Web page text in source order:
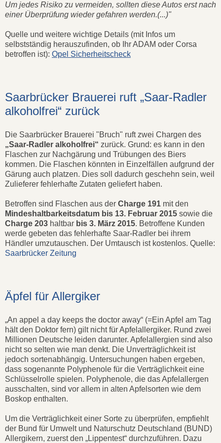
Um jedes Risiko zu vermeiden, sollten diese Autos erst nach
einer Überprüfung wieder gefahren werden.(...)"
Quelle und weitere wichtige Details (mit Infos um
selbstständig herauszufinden, ob Ihr ADAM oder Corsa
betroffen ist): Opel Sicherheitscheck
Saarbrücker Brauerei ruft „Saar-Radler
alkoholfrei“ zurück
Die Saarbrücker Brauerei "Bruch" ruft zwei Chargen des
„Saar-Radler alkoholfrei“ zurück. Grund: es kann in den
Flaschen zur Nachgärung und Trübungen des Biers
kommen. Die Flaschen könnten in Einzelfällen aufgrund der
Gärung auch platzen. Dies soll dadurch geschehn sein, weil
Zulieferer fehlerhafte Zutaten geliefert haben.
Betroffen sind Flaschen aus der Charge 191 mit den
Mindeshaltbarkeitsdatum bis 13. Februar 2015 sowie die
Charge 203 haltbar bis 3. März 2015. Betroffene Kunden
werde gebeten das fehlerhafte Saar-Radler bei ihrem
Händler umzutauschen. Der Umtausch ist kostenlos. Quelle:
Saarbrücker Zeitung
Äpfel für Allergiker
„An appel a day keeps the doctor away“ (=Ein Apfel am Tag
hält den Doktor fern) gilt nicht für Apfelallergiker. Rund zwei
Millionen Deutsche leiden darunter. Apfelallergien sind also
nicht so selten wie man denkt. Die Unverträglichkeit ist
jedoch sortenabhängig. Untersuchungen haben ergeben,
dass sogenannte Polyphenole für die Verträglichkeit eine
Schlüsselrolle spielen. Polyphenole, die das Apfelallergen
ausschalten, sind vor allem in alten Apfelsorten wie dem
Boskop enthalten.
Um die Verträglichkeit einer Sorte zu überprüfen, empfiehlt
der Bund für Umwelt und Naturschutz Deutschland (BUND)
Allergikern, zuerst den „Lippentest“ durchzuführen. Dazu